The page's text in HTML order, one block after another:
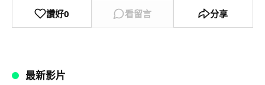
讚好0 看留言 分享
最新影片